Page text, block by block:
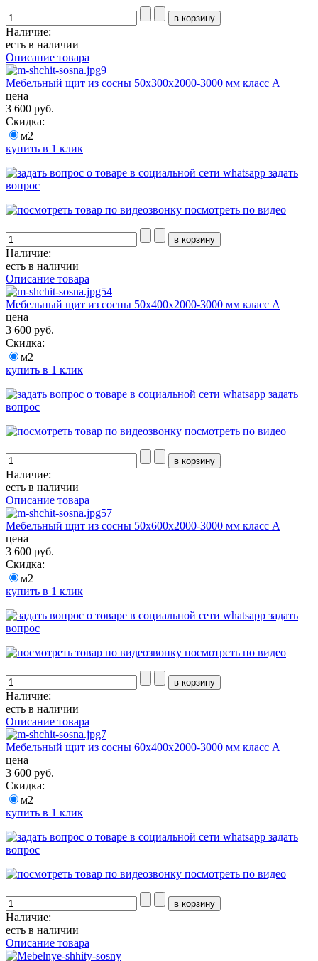
Наличие:
есть в наличии
Описание товара
Мебельный щит из сосны 50х300х2000-3000 мм класс А
цена
3 600 руб.
Скидка:
м2
купить в 1 клик
задать
вопрос
посмотреть по видео
Наличие:
есть в наличии
Описание товара
Мебельный щит из сосны 50х400х2000-3000 мм класс А
цена
3 600 руб.
Скидка:
м2
купить в 1 клик
задать
вопрос
посмотреть по видео
Наличие:
есть в наличии
Описание товара
Мебельный щит из сосны 50х600х2000-3000 мм класс А
цена
3 600 руб.
Скидка:
м2
купить в 1 клик
задать
вопрос
посмотреть по видео
Наличие:
есть в наличии
Описание товара
Мебельный щит из сосны 60х400х2000-3000 мм класс А
цена
3 600 руб.
Скидка:
м2
купить в 1 клик
задать
вопрос
посмотреть по видео
Наличие:
есть в наличии
Описание товара